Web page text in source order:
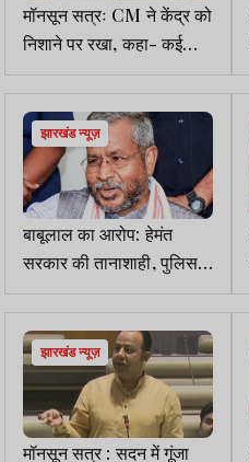
मॉनसून सत्रः CM ने केंद्र को
निशाने पर रखा, कहा- कई
संवैधानिक संस्थाएं इनकी जेब में
झारखंड न्यूज़
बाबूलाल का आरोप: हेमंत
सरकार की तानाशाही, पुलिस
की मनमानी पर उठाए सवाल
झारखंड न्यूज़
मॉनसून सत्र : सदन में गूंजा